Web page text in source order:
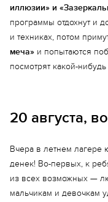
иллюзии» и
программы отдохнут и
и техниках, потом
меча» и попытаются
посмотрят какой-
20 августа,
Вчера в летнем лагере
денек! Во-первых, к
из всех возможных —
мальчикам и девочкам